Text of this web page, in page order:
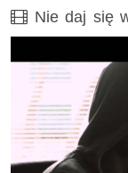
Film
Nie daj się